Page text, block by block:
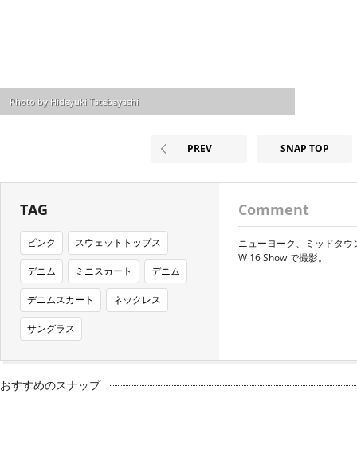
Photo by Hideyuki Tatebayashi
PREV SNAP TOP
TAG
ピンク スウェットトップス
デニム ミニスカート デニム
デニムスカート ネックレス
サングラス
Comment
ニューヨーク、ミッドタ
W 16 Show で撮影。
おすすめのスナップ